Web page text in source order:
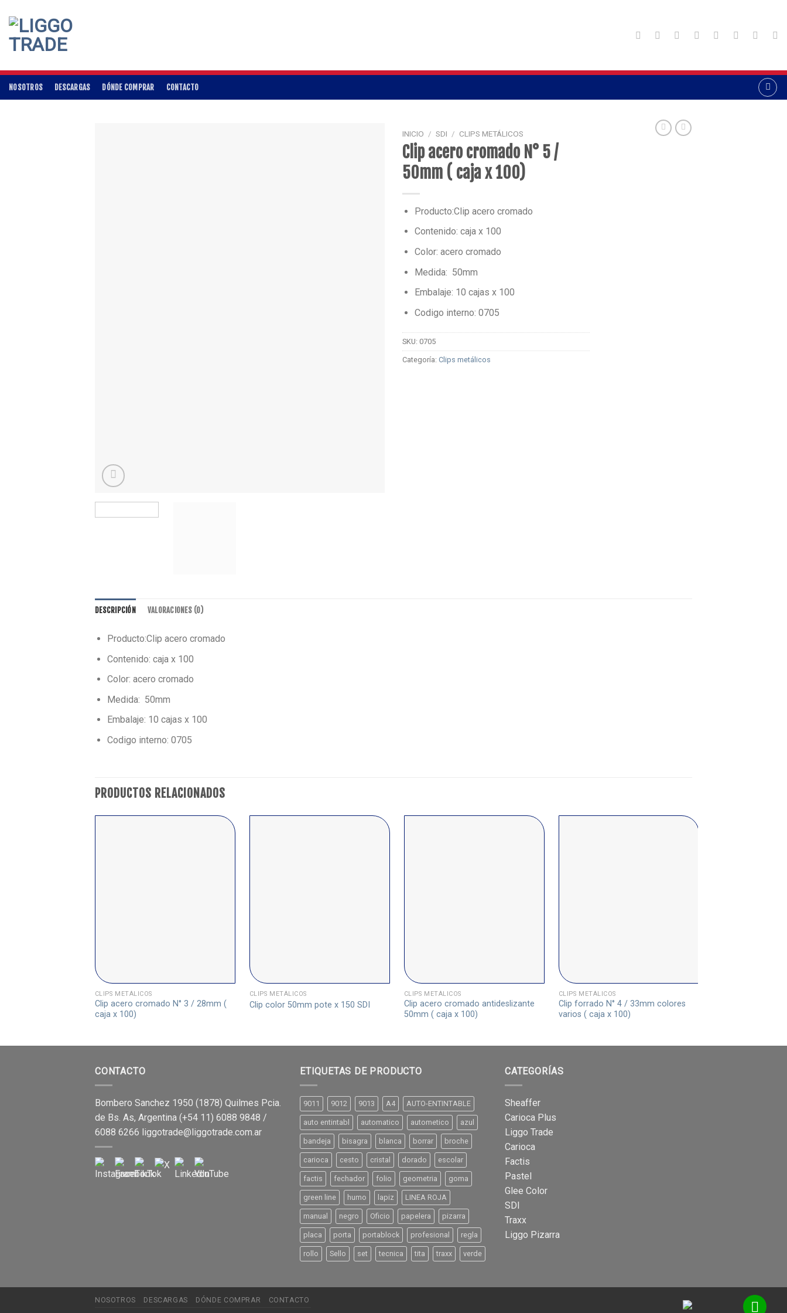
content
NOSOTROS DESCARGAS DÓNDE COMPRAR CONTACTO
INICIO / SDI / CLIPS METÁLICOS
Clip acero cromado N° 5 /
50mm ( caja x 100)
Producto:Clip acero cromado
Contenido: caja x 100
Color: acero cromado
Medida: 50mm
Embalaje: 10 cajas x 100
Codigo interno: 0705
SKU: 0705
Categoría: Clips metálicos
DESCRIPCIÓN VALORACIONES (0)
Producto:Clip acero cromado
Contenido: caja x 100
Color: acero cromado
Medida: 50mm
Embalaje: 10 cajas x 100
Codigo interno: 0705
PRODUCTOS RELACIONADOS
CLIPS METÁLICOS
Clip acero cromado N° 3 / 28mm (
caja x 100)
CLIPS METÁLICOS
Clip color 50mm pote x 150 SDI
CLIPS METÁLICOS
Clip acero cromado antideslizante
50mm ( caja x 100)
CLIPS METÁLICOS
Clip forrado N° 4 / 33mm colores
varios ( caja x 100)
CONTACTO
Bombero Sanchez 1950 (1878) Quilmes Pcia.
de Bs. As, Argentina (+54 11) 6088 9848 /
6088 6266 liggotrade@liggotrade.com.ar
ETIQUETAS DE PRODUCTO
9011 9012 9013 A4 AUTO-ENTINTABLE
auto entintabl automatico autometico azul
bandeja bisagra blanca borrar broche
carioca cesto cristal dorado escolar
factis fechador folio geometria goma
green line humo lapiz LINEA ROJA
manual negro Oficio papelera pizarra
placa porta portablock profesional regla
rollo Sello set tecnica tita traxx verde
CATEGORÍAS
Sheaffer
Carioca Plus
Liggo Trade
Carioca
Factis
Pastel
Glee Color
SDI
Traxx
Liggo Pizarra
NOSOTROS DESCARGAS DÓNDE COMPRAR CONTACTO